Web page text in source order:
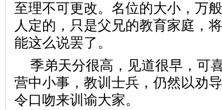
至理不可更改。名位的大小，万
人定的，只是父兄的教育家庭，
能这么说罢了。
季弟天分很高，见道很早，可
营中小事，教训士兵，仍然以劝
令口吻来训谕大家。